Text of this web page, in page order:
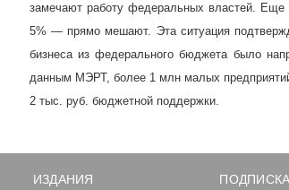
замечают работу федеральных властей.
5% — прямо мешают. Эта ситуация
бизнеса из федерального бюджета было
данным МЭРТ, более 1 млн малых
2 тыс. руб. бюджетной поддержки.
ИЗДАНИЯ ПОДПИСКА